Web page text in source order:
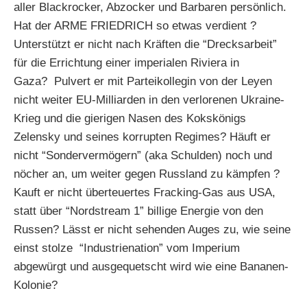
aller Blackrocker, Abzocker und Barbaren persönlich.
Hat der ARME FRIEDRICH so etwas verdient ?
Unterstützt er nicht nach Kräften die “Drecksarbeit”
für die Errichtung einer imperialen Riviera in
Gaza? Pulvert er mit Parteikollegin von der Leyen
nicht weiter EU-Milliarden in den verlorenen Ukraine-
Krieg und die gierigen Nasen des Kokskönigs
Zelensky und seines korrupten Regimes? Häuft er
nicht “Sondervermögern” (aka Schulden) noch und
nöcher an, um weiter gegen Russland zu kämpfen ?
Kauft er nicht überteuertes Fracking-Gas aus USA,
statt über “Nordstream 1” billige Energie von den
Russen? Lässt er nicht sehenden Auges zu, wie seine
einst stolze “Industrienation” vom Imperium
abgewürgt und ausgequetscht wird wie eine Bananen-
Kolonie?